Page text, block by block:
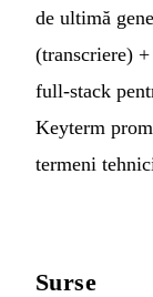
de ultimă
(transcriere)
full-stack
Keyterm
termeni
Surse